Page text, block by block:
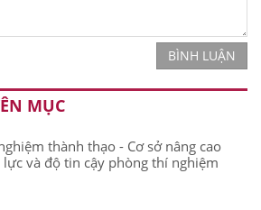
BÌNH LUẬN
MỤC
thành thạo - Cơ sở nâng cao
lực và độ tin cậy phòng thí nghiệm